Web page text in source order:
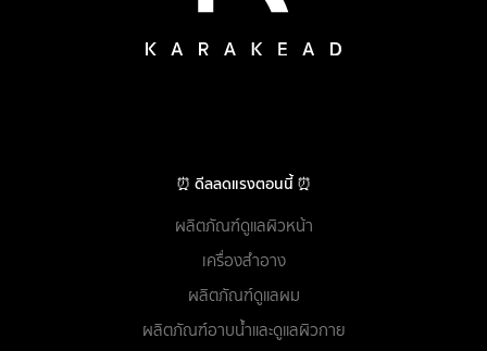
⏰ ดีลลดแรงตอนนี้ ⏰
ผลิตภัณฑ์ดูแลผิวหน้า
เครื่องสำอาง
ผลิตภัณฑ์ดูแลผม
ผลิตภัณฑ์อาบน้ำและดูแลผิวกาย